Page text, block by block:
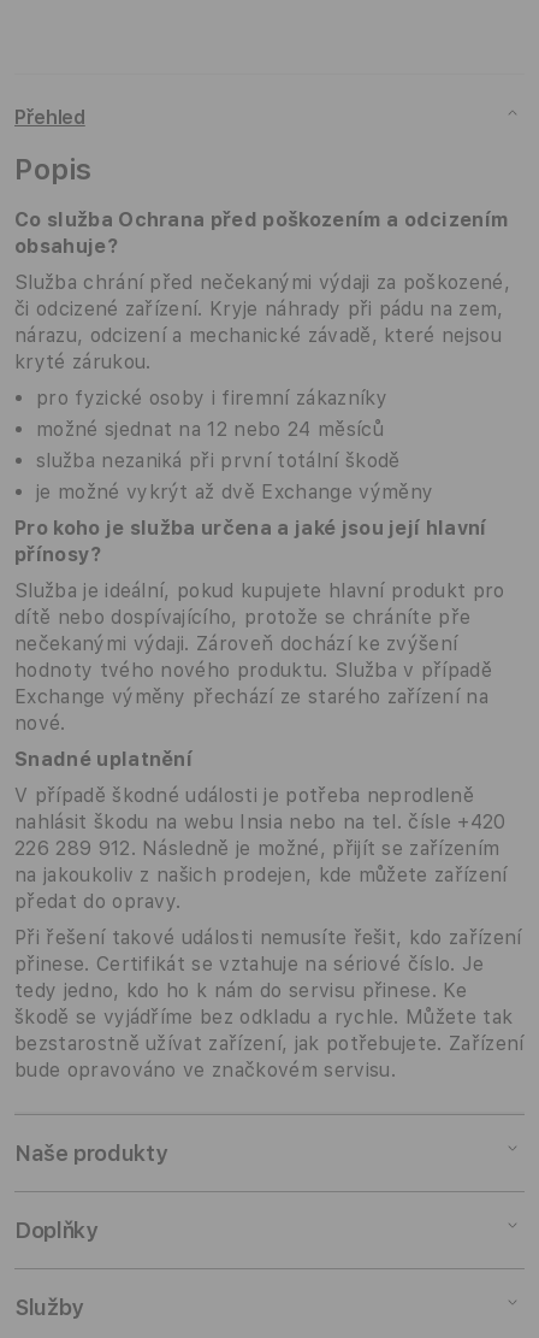
Přehled
Popis
Co služba Ochrana před poškozením a odcizením
obsahuje?
Služba chrání před nečekanými výdaji za poškozené,
či odcizené zařízení. Kryje náhrady při pádu na zem,
nárazu, odcizení a mechanické závadě, které nejsou
kryté zárukou.
pro fyzické osoby i firemní zákazníky
možné sjednat na 12 nebo 24 měsíců
služba nezaniká při první totální škodě
je možné vykrýt až dvě Exchange výměny
Pro koho je služba určena a jaké jsou její hlavní
přínosy?
Služba je ideální, pokud kupujete hlavní produkt pro
dítě nebo dospívajícího, protože se chráníte pře
nečekanými výdaji. Zároveň dochází ke zvýšení
hodnoty tvého nového produktu. Služba v případě
Exchange výměny přechází ze starého zařízení na
nové.
Snadné uplatnění
V případě škodné události je potřeba neprodleně
nahlásit škodu na webu Insia nebo na tel. čísle +420
226 289 912. Následně je možné, přijít se zařízením
na jakoukoliv z našich prodejen, kde můžete zařízení
předat do opravy.
Při řešení takové události nemusíte řešit, kdo zařízení
přinese. Certifikát se vztahuje na sériové číslo. Je
tedy jedno, kdo ho k nám do servisu přinese. Ke
škodě se vyjádříme bez odkladu a rychle. Můžete tak
bezstarostně užívat zařízení, jak potřebujete. Zařízení
bude opravováno ve značkovém servisu.
Naše produkty
iPhone
Doplňky
Doplňky pro Mac
Služby